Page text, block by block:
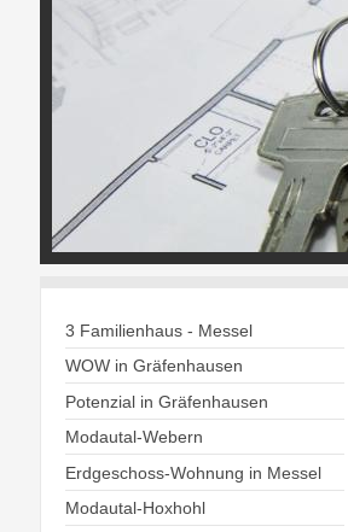
3 Familienhaus - Messel
WOW in Gräfenhausen
Potenzial in Gräfenhausen
Modautal-Webern
Erdgeschoss-Wohnung in Messel
Modautal-Hoxhohl